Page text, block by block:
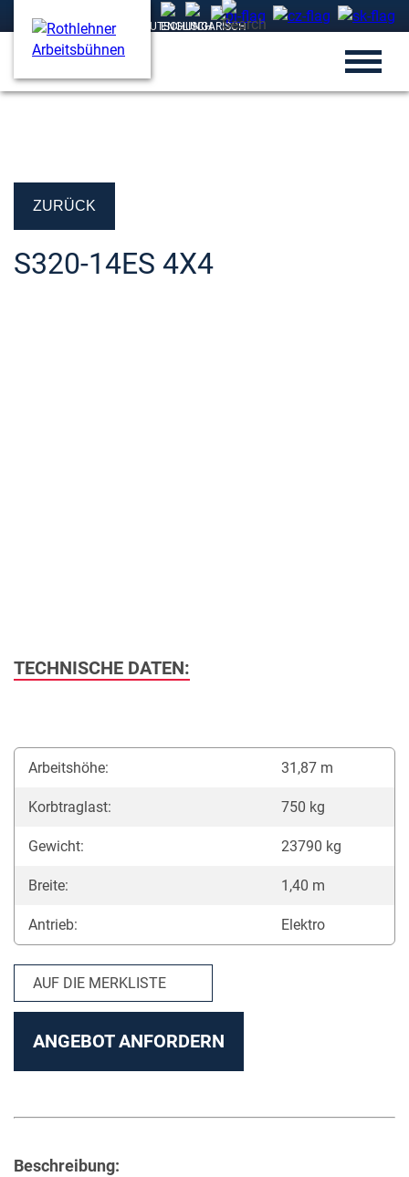
ZURÜCK
S320-14ES 4X4
TECHNISCHE DATEN:
Arbeitshöhe: 31,87 m
Korbtraglast: 750 kg
Gewicht: 23790 kg
Breite: 1,40 m
Antrieb: Elektro
AUF DIE MERKLISTE
ANGEBOT ANFORDERN
Beschreibung: